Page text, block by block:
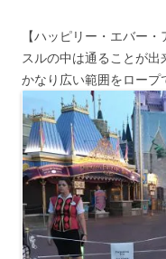
【ハッピリー・エバー
スルの中は通ることが出
かなり広い範囲をロープ